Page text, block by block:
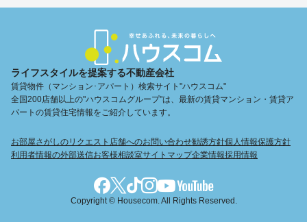
ライフスタイルを提案する不動産会社
賃貸物件（マンション･アパート）検索サイト"ハウスコム"
全国200店舗以上の"ハウスコムグループ"は、最新の賃貸マンション・賃貸ア
パートの賃貸住宅情報をご紹介しています。
お部屋さがしのリクエスト 店舗へのお問い合わせ勧誘方針個人情報保護方針
利用者情報の外部送信お客様相談室サイトマップ企業情報採用情報
Copyright © Housecom. All Rights Reserved.